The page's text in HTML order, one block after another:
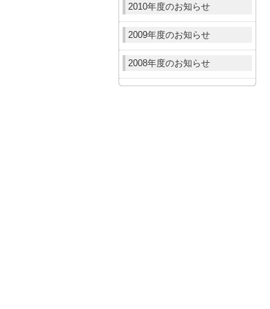
2010年度のお知らせ
2009年度のお知らせ
2008年度のお知らせ